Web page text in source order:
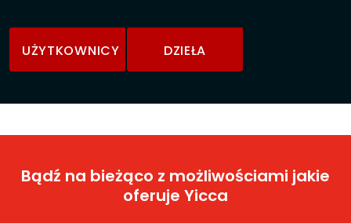
UŻYTKOWNICY DZIEŁA
Bądź na bieżąco z możliwościami jakie
oferuje Yicca